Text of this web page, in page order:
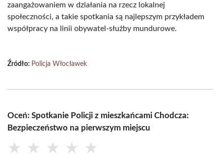
zaangażowaniem w działania na rzecz lokalnej
społeczności, a takie spotkania są najlepszym przykładem
współpracy na linii obywatel-służby mundurowe.
Źródło: Policja Włocławek
Oceń: Spotkanie Policji z mieszkańcami Chodcza:
Bezpieczeństwo na pierwszym miejscu
★ ★ ★ ★ ★